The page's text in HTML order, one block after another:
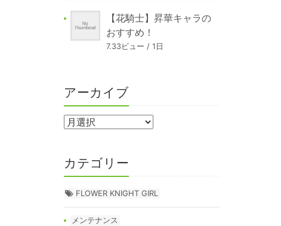
【花騎士】昇華キャラの
おすすめ！
7.33ビュー / 1日
アーカイブ
カテゴリー
FLOWER KNIGHT GIRL
メンテナンス